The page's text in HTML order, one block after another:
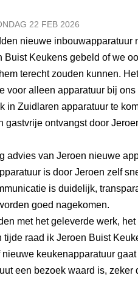
22 FEB 2026
nieuwe inbouwapparatuur
Buist Keukens gebeld of we
terecht zouden kunnen.
voor alleen apparatuur bij
in Zuidlaren apparatuur te
gastvrije ontvangst door
advies van Jeroen nieuwe
is door Jeroen zelf
is duidelijk,
goed nagekomen.
met het geleverde werk,
tijde raad ik Jeroen Buist
keukenapparatuur
een bezoek waard is, zeker